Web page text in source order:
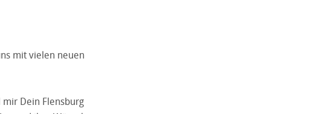
mit vielen neuen
mir Dein Flensburg